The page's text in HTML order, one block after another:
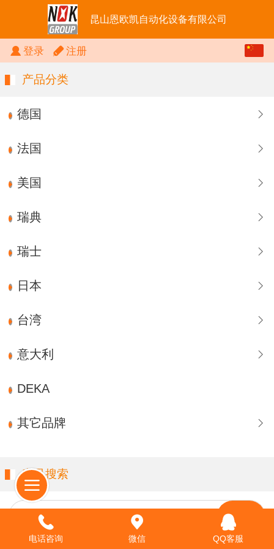
昆山恩欧凯自动化设备有限公司
登录 注册
产品分类
德国
法国
美国
瑞典
瑞士
日本
台湾
意大利
DEKA
其它品牌
产品搜索
请输入关键字…
电话咨询 微信 QQ客服